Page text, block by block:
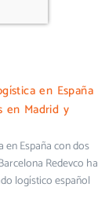
en España
en Madrid y
en España con dos
Redevco ha
logístico español